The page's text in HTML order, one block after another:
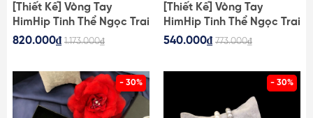
[Thiết Kế] Vòng Tay
HimHip Tinh Thể Ngọc Trai
Mix Khóa Số 8 Đính Phale
820.000₫ 1.173.000₫
[Thiết Kế] Vòng Tay
HimHip Tinh Thể Ngọc Trai
Mix Khóa Mạ Vàng Dáng
540.000₫ 773.000₫
- 30% - 30%